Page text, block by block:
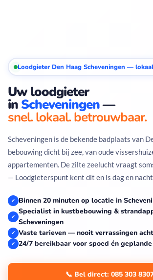
Loodgieter Den Haag Scheveningen —
Uw loodgieter
in Scheveningen—
snel. lokaal. betrouwbaar.
Scheveningen is de bekende badplaats van
bebouwing dicht bij zee, van oude
appartementen. De zilte zeelucht vraagt
— Loodgieterspunt kent dit en is dag en
✓ Binnen 20 minuten op locatie in
✓
Specialist in kustbebouwing &
Scheveningen
✓ Vaste tarieven — nooit verrassingen
✓ 24/7 bereikbaar voor spoed én
📞 Bel direct: 085 303